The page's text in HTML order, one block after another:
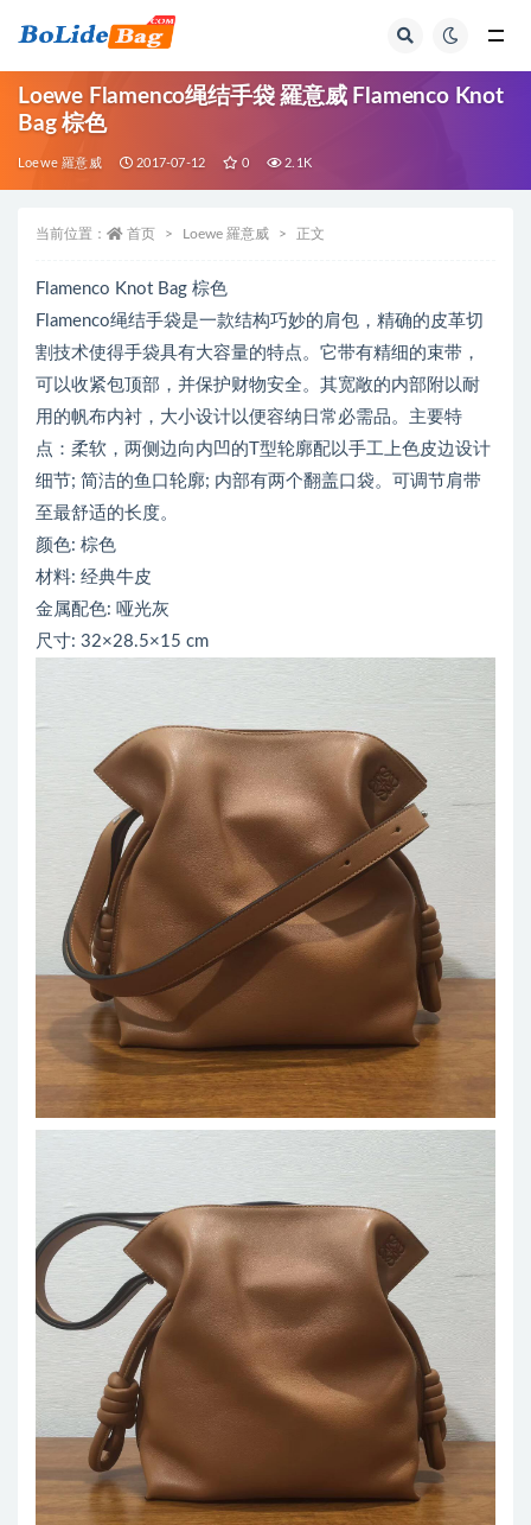
Loewe Flamenco绳结手袋 羅意威 Flamenco Knot
Bag 棕色
Loewe 羅意威 2017-07-12 0 2.1K
当前位置： 首页 Loewe 羅意威 正文
Flamenco Knot Bag 棕色
Flamenco绳结手袋是一款结构巧妙的肩包，精确的皮革切
割技术使得手袋具有大容量的特点。它带有精细的束带，
可以收紧包顶部，并保护财物安全。其宽敞的内部附以耐
用的帆布内衬，大小设计以便容纳日常必需品。主要特
点：柔软，两侧边向内凹的T型轮廓配以手工上色皮边设计
细节; 简洁的鱼口轮廓; 内部有两个翻盖口袋。可调节肩带
至最舒适的长度。
颜色: 棕色
材料: 经典牛皮
金属配色: 哑光灰
尺寸: 32×28.5×15 cm